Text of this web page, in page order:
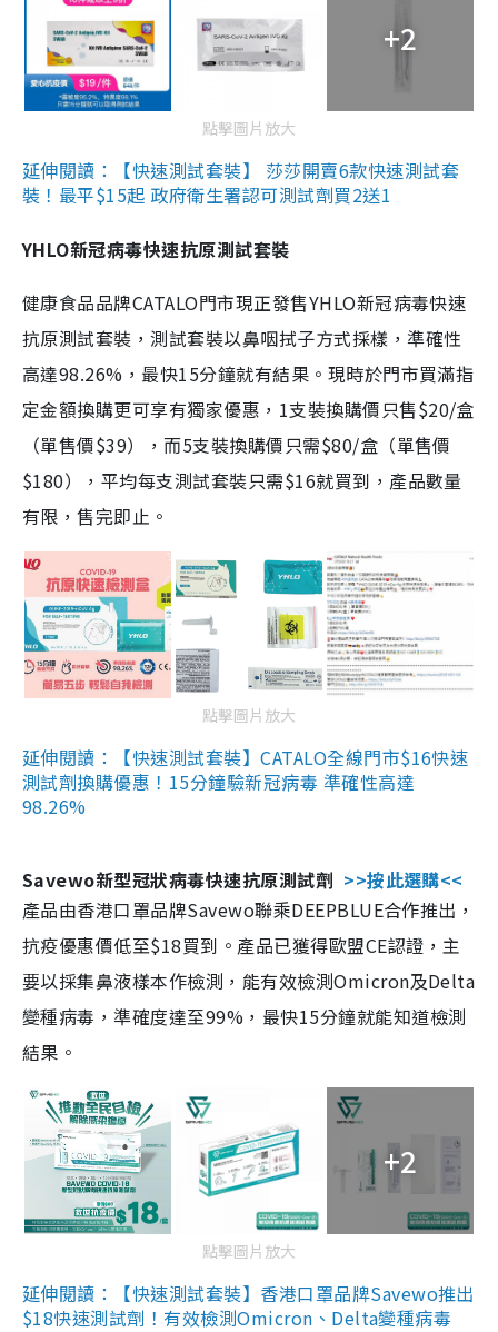
+2
點擊圖片放大
延伸閱讀：【快速測試套裝】 莎莎開賣6款快速測試套
裝！最平$15起 政府衛生署認可測試劑買2送1
YHLO新冠病毒快速抗原測試套裝
健康食品品牌CATALO門市現正發售YHLO新冠病毒快速
抗原測試套裝，測試套裝以鼻咽拭子方式採樣，準確性
高達98.26%，最快15分鐘就有結果。現時於門市買滿指
定金額換購更可享有獨家優惠，1支裝換購價只售$20/盒
（單售價$39），而5支裝換購價只需$80/盒（單售價
$180），平均每支測試套裝只需$16就買到，產品數量
有限，售完即止。
點擊圖片放大
延伸閱讀：【快速測試套裝】CATALO全線門市$16快速
測試劑換購優惠！15分鐘驗新冠病毒 準確性高達
98.26%
Savewo新型冠狀病毒快速抗原測試劑 >>按此選購<<
產品由香港口罩品牌Savewo聯乘DEEPBLUE合作推出，
抗疫優惠價低至$18買到。產品已獲得歐盟CE認證，主
要以採集鼻液樣本作檢測，能有效檢測Omicron及Delta
變種病毒，準確度達至99%，最快15分鐘就能知道檢測
結果。
+2
點擊圖片放大
延伸閱讀：【快速測試套裝】香港口罩品牌Savewo推出
$18快速測試劑！有效檢測Omicron、Delta變種病毒